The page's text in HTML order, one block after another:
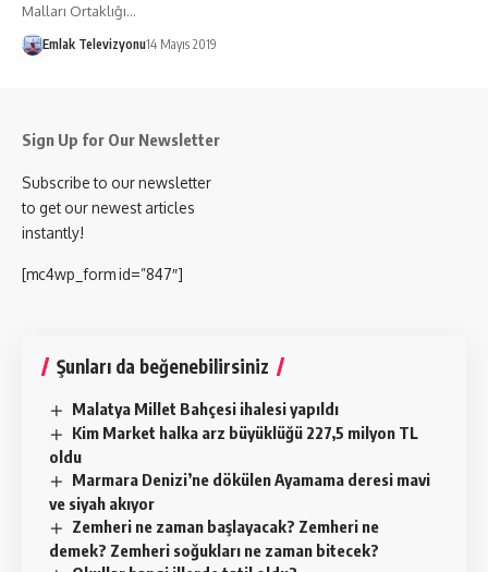
Malları Ortaklığı…
Emlak Televizyonu14 Mayıs 2019
Sign Up for Our Newsletter
Subscribe to our newsletter
to get our newest articles
instantly!
[mc4wp_form id=”847″]
Şunları da beğenebilirsiniz
Malatya Millet Bahçesi ihalesi yapıldı
Kim Market halka arz büyüklüğü 227,5 milyon TL
oldu
Marmara Denizi’ne dökülen Ayamama deresi mavi
ve siyah akıyor
Zemheri ne zaman başlayacak? Zemheri ne
demek? Zemheri soğukları ne zaman bitecek?